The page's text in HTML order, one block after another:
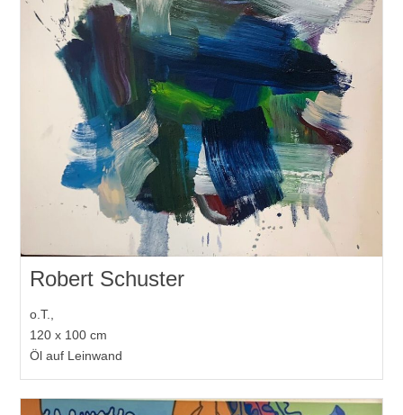
Robert Schuster
o.T.,
120 x 100 cm
Öl auf Leinwand